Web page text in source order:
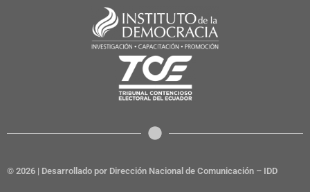
© 2026 | Desarrollado por Dirección Nacional de Comunicación – IDD